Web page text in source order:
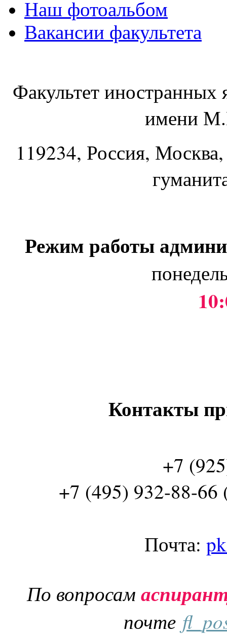
Наш фотоальбом
Вакансии факультета
Факультет
имени
119234, Россия,
Режим работы
Контакты
+7
+7 (495) 932-88-66
Почта:
По вопросам
почте